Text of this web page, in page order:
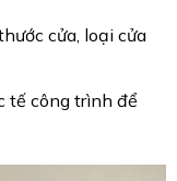
cửa, loại cửa
tế công trình để